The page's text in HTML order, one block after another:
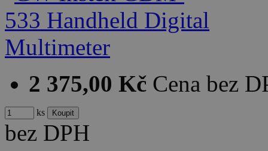
2 375,00 Kč Cena bez
ks
bez DPH